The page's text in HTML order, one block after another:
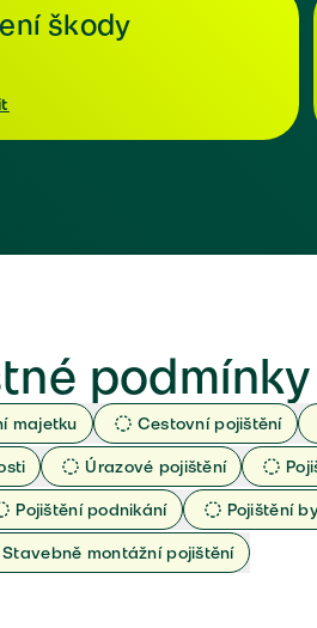
škody
podmínky
majetku Cestovní pojištění
Úrazové pojištění
Pojištění podnikání
Pojištění
Stavebně montážní pojištění